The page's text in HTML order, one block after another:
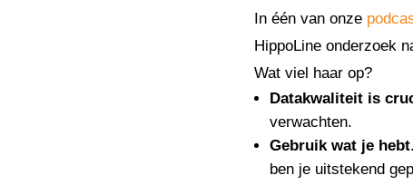
In één van onze
HippoLine onderzoek
Wat viel haar op?
Datakwaliteit is
verwachten.
Gebruik wat je hebt
ben je uitstekend